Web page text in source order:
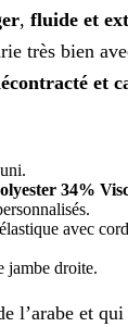
, fluide et
très bien
et
uni.
34%
avec
jambe droite.
l’arabe et qui